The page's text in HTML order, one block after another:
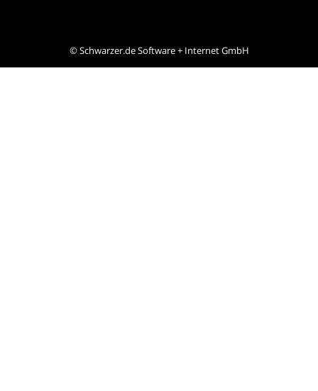
©Schwarzer.de Software + Internet GmbH